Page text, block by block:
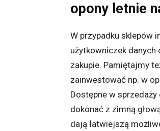
opony letnie
W przypadku sklepów
użytkowniczek danych
zakupie. Pamiętajmy
zainwestować np. w
Dostępne w sprzedaży
dokonać z zimną
dają łatwiejszą